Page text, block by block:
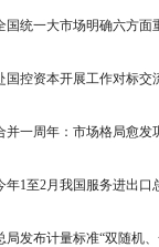
国统一大市场明确六方面
国控资本开展工作对标交
并一周年：市场格局愈发
年1至2月我国服务进出口
局发布计量标准“双随机